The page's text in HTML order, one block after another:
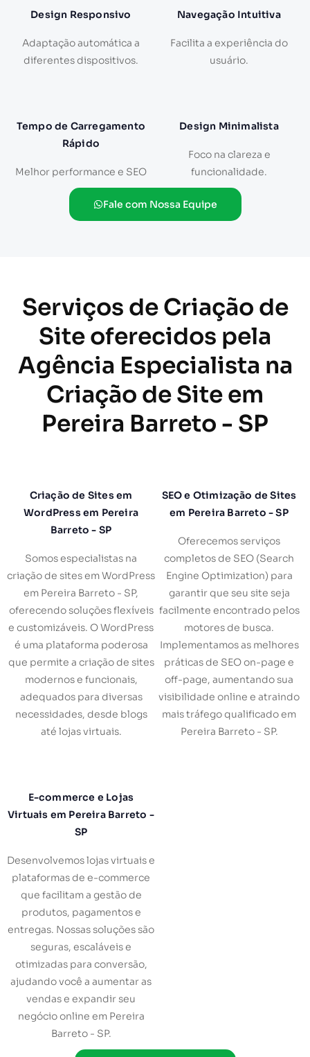
Design Responsivo
Adaptação automática a
diferentes dispositivos.
Navegação Intuitiva
Facilita a experiência do
usuário.
Tempo de Carregamento
Rápido
Melhor performance e SEO
Design Minimalista
Foco na clareza e
funcionalidade.
Fale com Nossa Equipe
Serviços de Criação de
Site oferecidos pela
Agência Especialista na
Criação de Site em
Pereira Barreto - SP
Criação de Sites em
WordPress em Pereira
Barreto - SP
Somos especialistas na
criação de sites em WordPress
em Pereira Barreto - SP,
oferecendo soluções flexíveis
e customizáveis. O WordPress
é uma plataforma poderosa
que permite a criação de sites
modernos e funcionais,
adequados para diversas
necessidades, desde blogs
até lojas virtuais.
SEO e Otimização de Sites
em Pereira Barreto - SP
Oferecemos serviços
completos de SEO (Search
Engine Optimization) para
garantir que seu site seja
facilmente encontrado pelos
motores de busca.
Implementamos as melhores
práticas de SEO on-page e
off-page, aumentando sua
visibilidade online e atraindo
mais tráfego qualificado em
Pereira Barreto - SP.
E-commerce e Lojas
Virtuais em Pereira Barreto -
SP
Desenvolvemos lojas virtuais e
plataformas de e-commerce
que facilitam a gestão de
produtos, pagamentos e
entregas. Nossas soluções são
seguras, escaláveis e
otimizadas para conversão,
ajudando você a aumentar as
vendas e expandir seu
negócio online em Pereira
Barreto - SP.